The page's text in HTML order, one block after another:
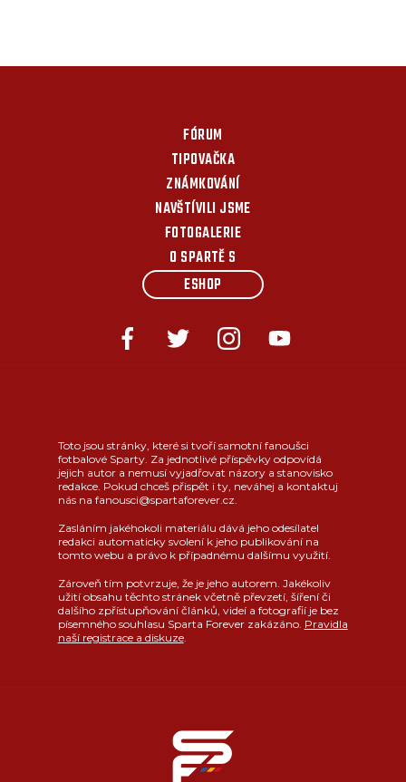
FÓRUM
TIPOVAČKA
ZNÁMKOVÁNÍ
NAVŠTÍVILI JSME
FOTOGALERIE
O SPARTĚ S
ESHOP
Toto jsou stránky, které si tvoří samotní fanoušci
fotbalové Sparty. Za jednotlivé příspěvky odpovídá
jejich autor a nemusí vyjadřovat názory a stanovisko
redakce. Pokud chceš přispět i ty, neváhej a kontaktuj
nás na fanousci@spartaforever.cz.
Zasláním jakéhokoli materiálu dává jeho odesílatel
redakci automaticky svolení k jeho publikování na
tomto webu a právo k případnému dalšímu využití.
Zároveň tím potvrzuje, že je jeho autorem. Jakékoliv
užití obsahu těchto stránek včetně převzetí, šíření či
dalšího zpřístupňování článků, videí a fotografií je bez
písemného souhlasu Sparta Forever zakázáno. Pravidla
naší registrace a diskuze.